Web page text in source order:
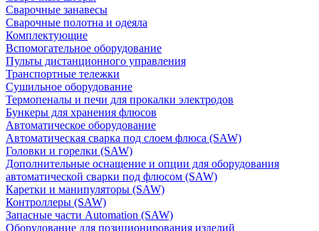
Сварочные занавесы
Сварочные полотна и одеяла
Комплектующие
Вспомогательное оборудование
Пульты дистанционного управления
Транспортные тележки
Сушильное оборудование
Термопеналы и печи для прокалки электродов
Бункеры для хранения флюсов
Автоматическое оборудование
Автоматическая сварка под слоем флюса (SAW)
Головки и горелки (SAW)
Дополнительные оснащение и опции для оборудования
автоматической сварки под флюсом (SAW)
Каретки и манипуляторы (SAW)
Контроллеры (SAW)
Запасные части Automation (SAW)
Оборудование для позиционирования изделий